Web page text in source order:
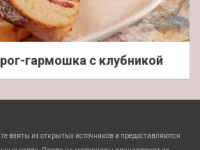
гармошка с клубникой
взяты из открытых источников и предоставляются